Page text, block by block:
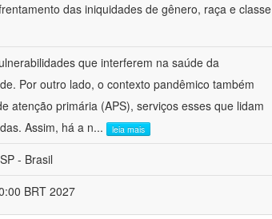
das iniquidades de gênero, raça e classe
que interferem na saúde da
Por outro lado, o contexto pandêmico também
atenção primária (APS), serviços esses que lidam
Assim, há a n... leia mais
- Brasil
BRT 2027